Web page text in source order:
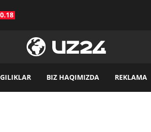
BIZ HAQIMIZDA REKLAMA